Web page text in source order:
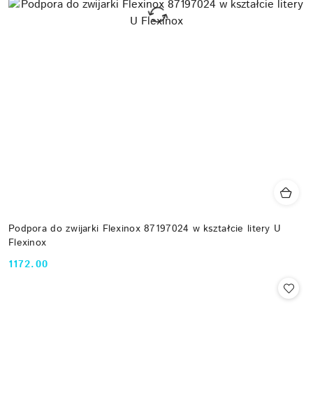
Podpora do zwijarki Flexinox 87197024 w kształcie litery U
Flexinox
Cena:
1172.00